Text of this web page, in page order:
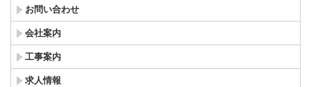
お問い合わせ
会社案内
工事案内
求人情報